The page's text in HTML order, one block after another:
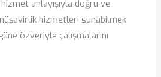
anlayışıyla doğru ve
hizmetleri sunabilmek
özveriyle çalışmalarını